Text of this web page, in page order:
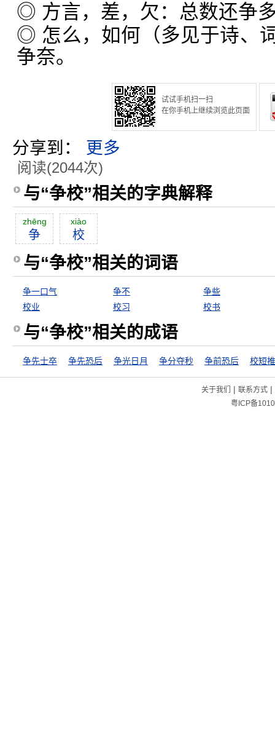
◎ 方言，差，欠：总数还争
◎ 怎么，如何（多见于诗、
争奈。
试试手机扫一扫
在你手机上继续浏览此页面
分享到： 更多
阅读(2044次)
与“争校”相关的字典解释
zhēng
争
xiào
校
与“争校”相关的词语
争一口气 争不
争些
校业
校习 校书
与“争校”相关的成语
争先士卒 争先恐后 争光日月 争分夺秒 争前恐后 校短
关于我们 | 联系方式|
粤ICP备